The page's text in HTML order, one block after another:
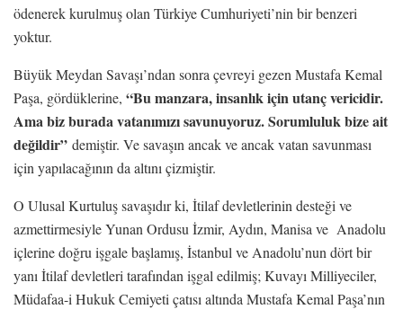
ödenerek kurulmuş olan Türkiye Cumhuriyeti’nin bir benzeri
yoktur.
Büyük Meydan Savaşı’ndan sonra çevreyi gezen Mustafa Kemal
Paşa, gördüklerine, “Bu manzara, insanlık için utanç vericidir.
Ama biz burada vatanımızı savunuyoruz. Sorumluluk bize ait
değildir” demiştir. Ve savaşın ancak ve ancak vatan savunması
için yapılacağının da altını çizmiştir.
O Ulusal Kurtuluş savaşıdır ki, İtilaf devletlerinin desteği ve
azmettirmesiyle Yunan Ordusu İzmir, Aydın, Manisa ve Anadolu
içlerine doğru işgale başlamış, İstanbul ve Anadolu’nun dört bir
yanı İtilaf devletleri tarafından işgal edilmiş; Kuvayı Milliyeciler,
Müdafaa-i Hukuk Cemiyeti çatısı altında Mustafa Kemal Paşa’nın